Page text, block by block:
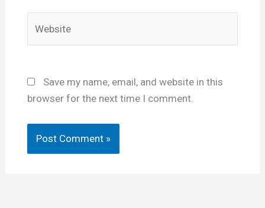
Save my name, email, and website in this
browser for the next time I comment.